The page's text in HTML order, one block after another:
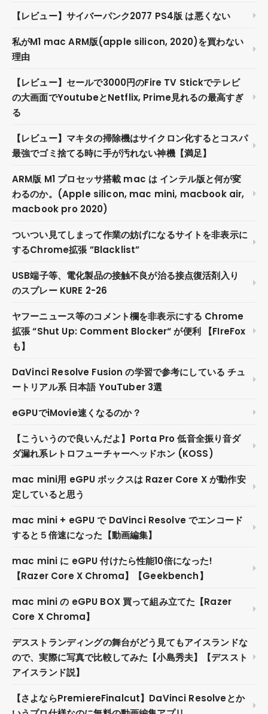
【レビュー】サイバーパンク2077 PS4版 は悪くない
私がM1 mac ARM版(apple silicon, 2020)を買わない
理由
【レビュー】セールで3000円のFire TV Stickでテレビ
の大画面でYoutubeとNetflix, Prime見れるの最高すぎ
る
【レビュー】マキタの掃除機はサイクロン化するとコスパ
最強でゴミ捨てる時に手が汚れない神機【満足】
ARM版 M1 プロセッサ搭載 mac は インテル版と何が変
わるのか。(Apple silicon, mac mini, macbook air,
macbook pro 2020)
ついつい見てしまって作業の妨げになるサイトを非表示に
するChrome拡張 ”Blacklist”
USB端子等、電化製品の接触不良が治る接点復活剤入り
のスプレー KURE 2-26
ヤフーニュース等のコメント欄を非表示にする Chrome
拡張 “Shut Up: Comment Blocker“ が便利 【FIreFox
も】
DaVinci Resolve Fusion の学習で参考にしている チュ
ートリアル系 日本語 YouTuber 3選
eGPUでiMovie速くなるのか？
【こういうので良いんだよ】Porta Pro 低音全振り音ダ
ダ漏れ系レトロフューチャーヘッドホン (KOSS)
mac mini用 eGPU ボックスは Razer Core X が動作安
定していると思う
mac mini + eGPU で DaVinci Resolve でエンコード
すると５倍速になった【動画編集】
mac mini に eGPU 付けたら性能10倍になった!
【Razer Core X Chroma】【Geekbench】
mac mini の eGPU BOX 買って組み立てた【Razer
Core X Chroma】
デスストランディングの舞台がどう見てもアイスランドな
ので、実際に写真で比較してみた【小島秀夫】【デススト
アイスランド説】
【さよならPremiereFinalcut】DaVinci Resolveとか